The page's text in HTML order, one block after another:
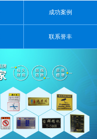
成功案例
联系誉丰